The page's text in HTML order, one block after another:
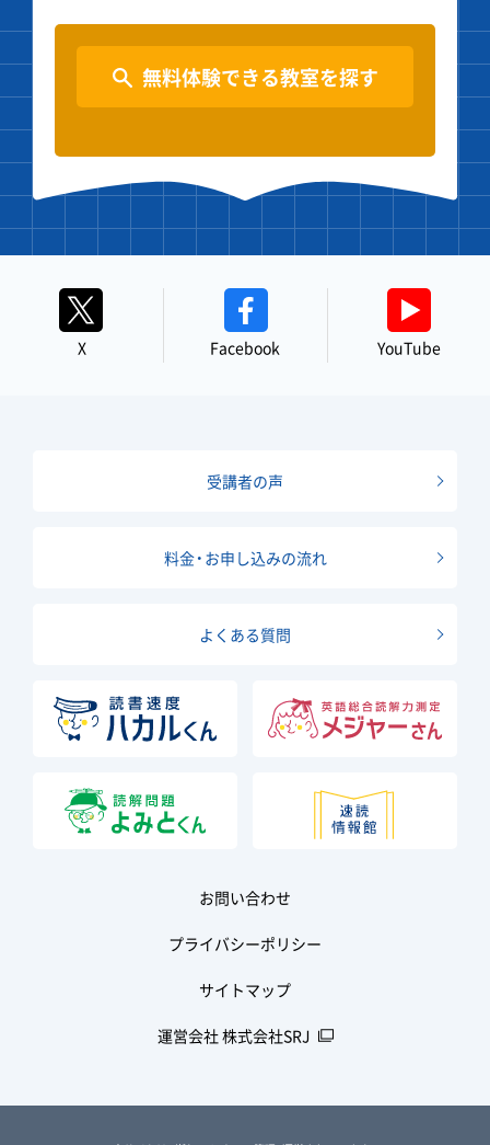
無料体験できる教室を探す
X Facebook YouTube
受講者の声
料金・お申し込みの流れ
よくある質問
お問い合わせ
プライバシーポリシー
サイトマップ
運営会社 株式会社SRJ